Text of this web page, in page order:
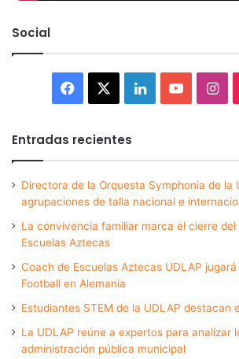
Social
Facebook LinkedInYouTube
Entradas recientes
Directora de la Orquesta Symphonia de la
agrupaciones de talla nacional e
La convivencia familiar marca el cierre del
Escuelas Aztecas
Coach de Escuelas Aztecas UDLAP
Football en Alemania
Estudiantes STEM de la UDLAP destacan
La UDLAP reúne a expertos para analizar
administración pública municipal